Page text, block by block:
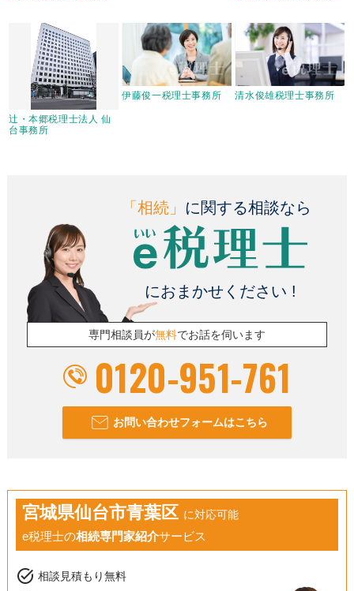
辻・本郷税理士法人 仙
台事務所
伊藤俊一税理士事務所 清水俊雄税理士事務所
「相続」 に関する相談なら
におまかせください !
専門相談員が無料でお話を伺います
0120-951-761
お問い合わせフォームはこちら
宮城県仙台市青葉区 に対応可能
e税理士の相続専門家紹介サービス
task_alt 相談見積もり無料